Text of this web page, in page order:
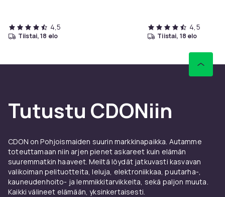
4,5
tiistai, 18 elo
4,5
tiistai, 18 elo
Tutustu CDONiin
CDON on Pohjoismaiden suurin markkinapaikka. Autamme
toteuttamaan niin arjen pienet askareet kuin elämän
suuremmatkin haaveet. Meiltä löydät jatkuvasti kasvavan
valikoiman pelituotteita, leluja, elektroniikkaa, puutarha-,
kauneudenhoito- ja lemmikkitarvikkeita, sekä paljon muuta.
Kaikki välineet elämään, yksinkertaisesti.